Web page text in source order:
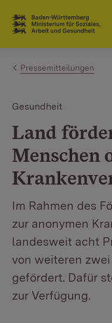
Zum Inhalt
Link zur Startseite
Pressemitteilungen
Gesundheit
Land
Menschen
Im Rahmen des
zur anonymen
landesweit acht
von weiteren
gefördert. Dafür
zur Verfügung.